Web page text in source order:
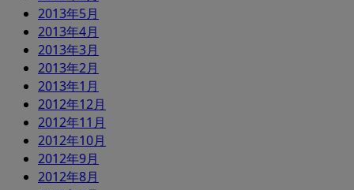
2013年5月
2013年4月
2013年3月
2013年2月
2013年1月
2012年12月
2012年11月
2012年10月
2012年9月
2012年8月